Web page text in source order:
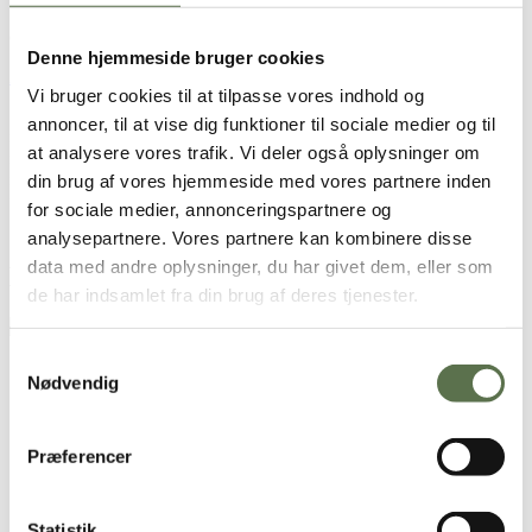
Denne hjemmeside bruger cookies
Vi bruger cookies til at tilpasse vores indhold og
annoncer, til at vise dig funktioner til sociale medier og til
at analysere vores trafik. Vi deler også oplysninger om
din brug af vores hjemmeside med vores partnere inden
for sociale medier, annonceringspartnere og
analysepartnere. Vores partnere kan kombinere disse
data med andre oplysninger, du har givet dem, eller som
de har indsamlet fra din brug af deres tjenester.
Nødvendig
Præferencer
125 g smør
125 g brun farin
½ tsk. kanel
½ tsk. natron
½ tsk. hvid peber
Brugt i opskriften
Dansk Kage Hvedemel
Sådan gør du
Dele dejen i to portioner og rul dem ud til stænger.
Skær stængerne i små stykker (på størrelse med hasselnødder)
Bag pebernødderne på midterste rille i en forvarmet ovn ved